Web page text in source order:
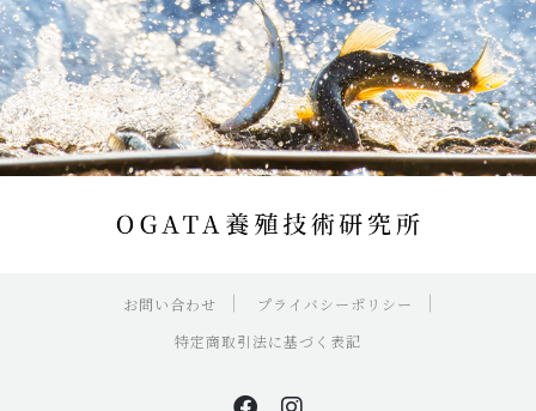
お問い合わせ
プライバシーポリシー
特定商取引法に基づく表記